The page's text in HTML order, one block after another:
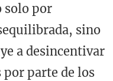
solo por
sino
a desincentivar
por parte de los